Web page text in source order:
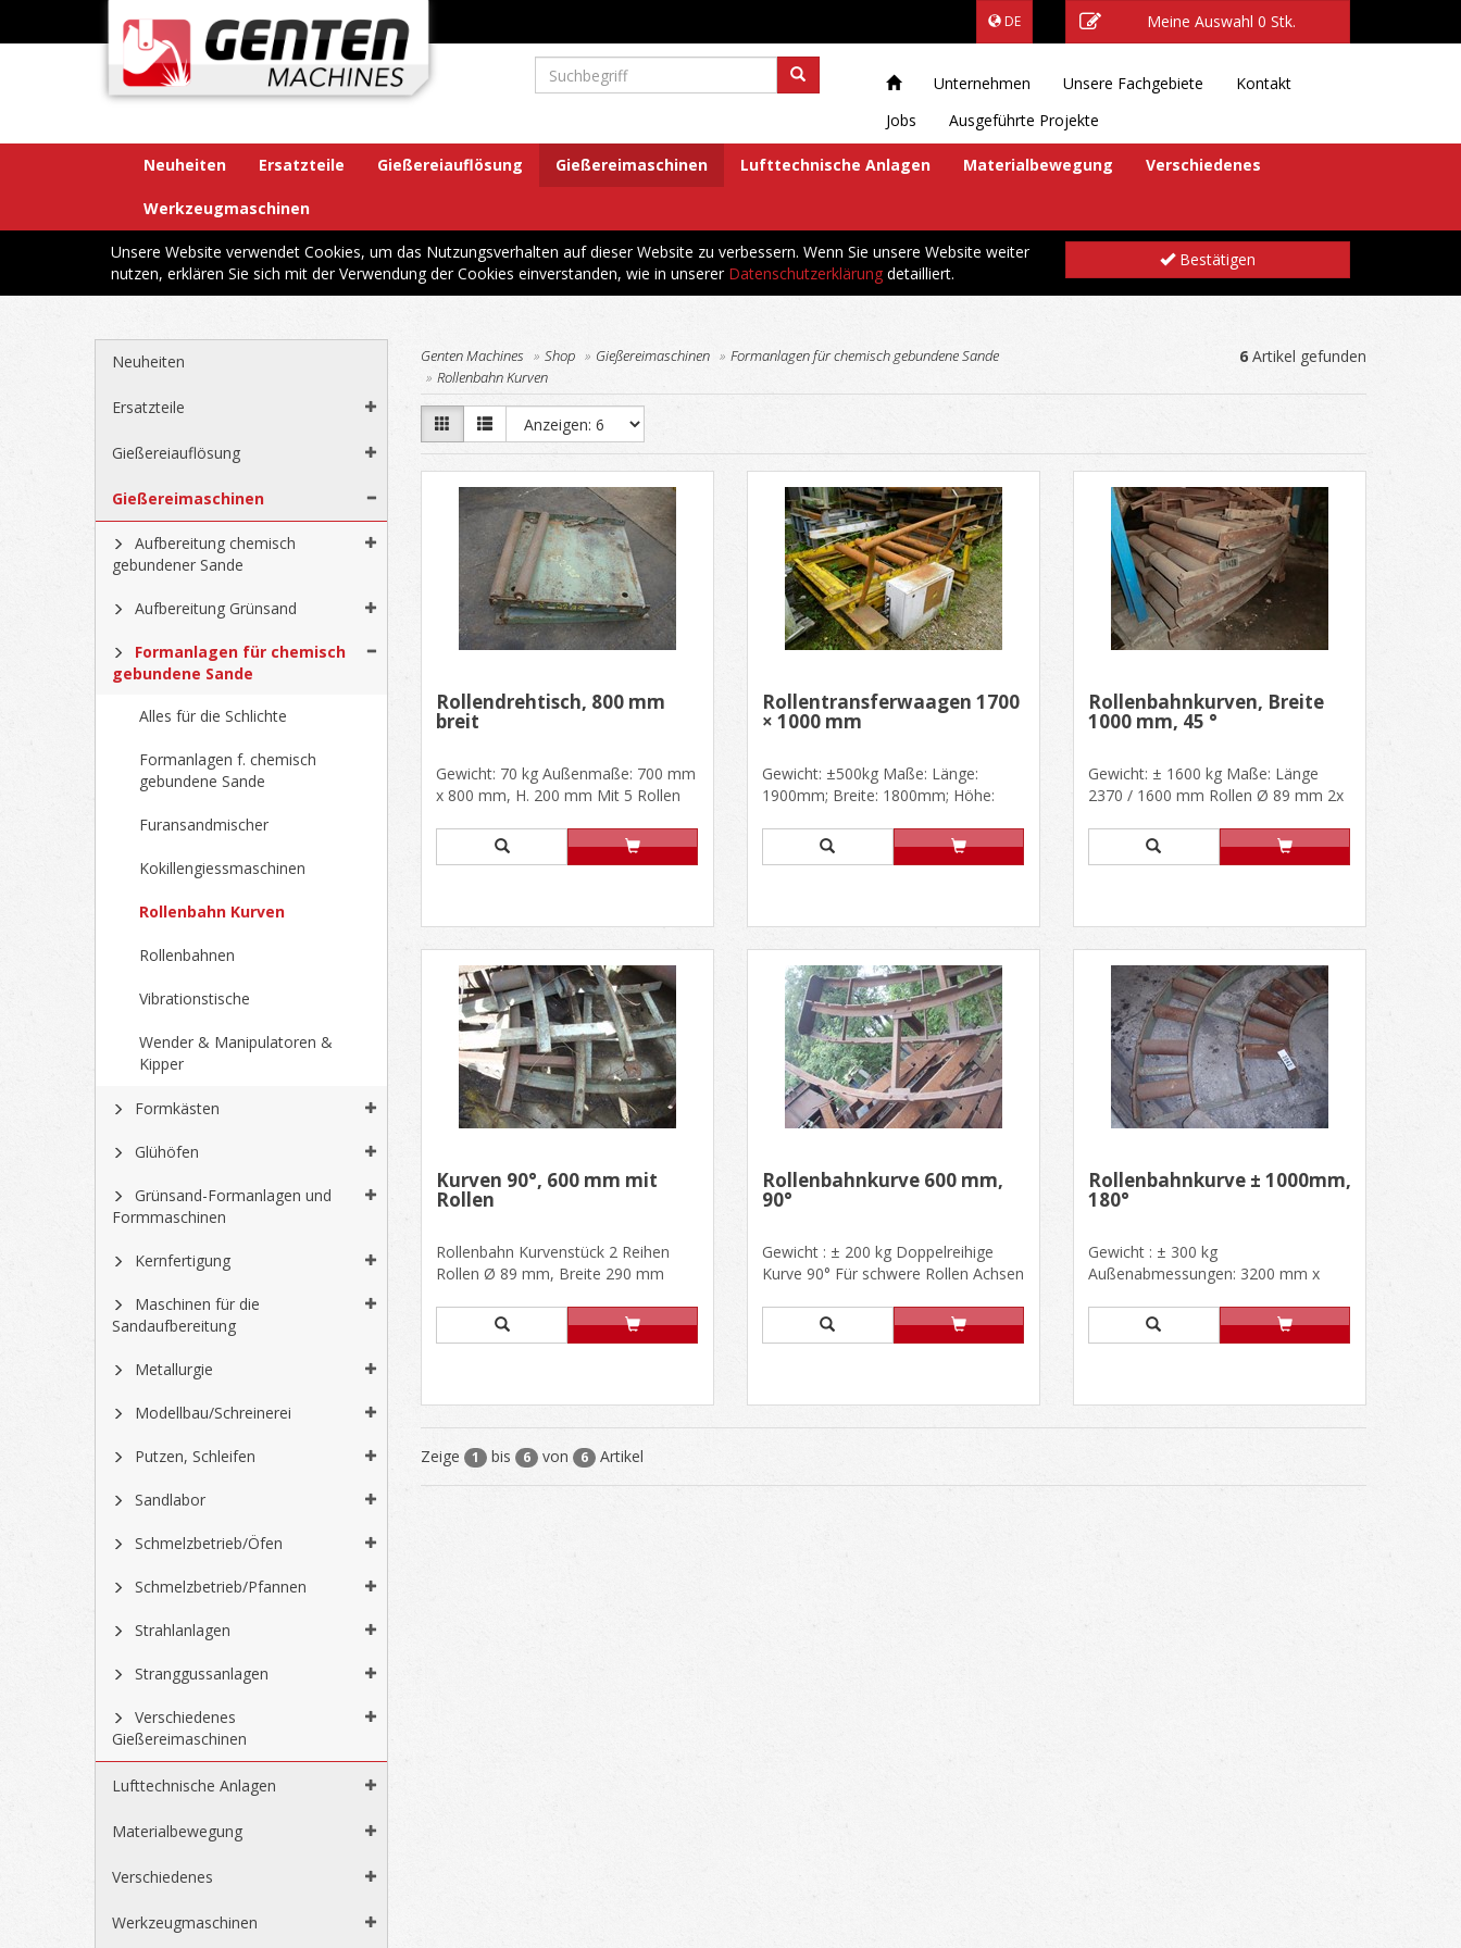
DE Meine Auswahl 0 Stk.
Unternehmen Unsere Fachgebiete
Kontakt
Jobs
Ausgeführte Projekte
Neuheiten Ersatzteile Gießereiauflösung Gießereimaschinen Lufttechnische Anlagen Materialbewegung Verschiedenes
Werkzeugmaschinen
Unsere Website verwendet Cookies, um das Nutzungsverhalten auf dieser Website zu verbessern. Wenn Sie unsere Website weiter
nutzen, erklären Sie sich mit der Verwendung der Cookies einverstanden, wie in unserer Datenschutzerklärung detailliert.
Bestätigen
Neuheiten
Ersatzteile
Gießereiauflösung
Gießereimaschinen
Aufbereitung chemisch
gebundener Sande
Aufbereitung Grünsand
Formanlagen für chemisch
gebundene Sande
Alles für die Schlichte
Formanlagen f. chemisch
gebundene Sande
Furansandmischer
Kokillengiessmaschinen
Rollenbahn Kurven
Rollenbahnen
Vibrationstische
Wender & Manipulatoren &
Kipper
Formkästen
Glühöfen
Grünsand-Formanlagen und
Formmaschinen
Kernfertigung
Maschinen für die
Sandaufbereitung
Metallurgie
Modellbau/Schreinerei
Putzen, Schleifen
Sandlabor
Schmelzbetrieb/Öfen
Schmelzbetrieb/Pfannen
Strahlanlagen
Stranggussanlagen
Verschiedenes
Gießereimaschinen
Lufttechnische Anlagen
Materialbewegung
Verschiedenes
Werkzeugmaschinen
Genten Machines Shop Gießereimaschinen
Formanlagen für chemisch gebundene Sande
Rollenbahn Kurven
6 Artikel gefunden
Rollendrehtisch, 800 mm
breit
Gewicht: 70 kg Außenmaße: 700 mm
x 800 mm, H. 200 mm Mit 5 Rollen
Rollentransferwaagen 1700
× 1000 mm
Gewicht: ±500kg Maße: Länge:
1900mm; Breite: 1800mm; Höhe:
Achsabsta......
Rollenbahnkurven, Breite
1000 mm, 45 °
Gewicht: ± 1600 kg Maße: Länge
2370 / 1600 mm Rollen Ø 89 mm 2x
Kurven 90°, 600 mm mit
Rollen
Rollenbahn Kurvenstück 2 Reihen
Rollen Ø 89 mm, Breite 290 mm
Rollenbahnkurve 600 mm,
90°
Gewicht : ± 200 kg Doppelreihige
Kurve 90° Für schwere Rollen Achsen
Rollenbahnkurve ± 1000mm,
180°
Gewicht : ± 300 kg
Außenabmessungen: 3200 mm x
Rollen von 300 mm...
Zeige 1 bis 6 von 6 Artikel